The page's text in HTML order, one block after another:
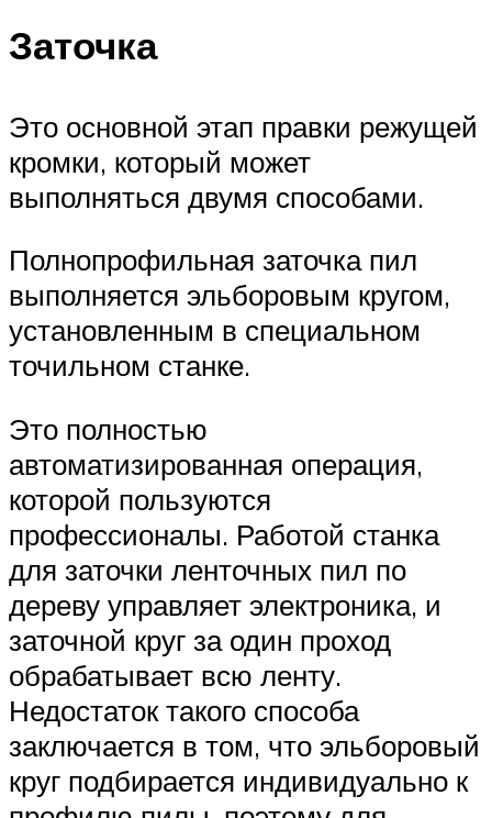
Заточка
Это основной этап правки режущей
кромки, который может
выполняться двумя способами.
Полнопрофильная заточка пил
выполняется эльборовым кругом,
установленным в специальном
точильном станке.
Это полностью
автоматизированная операция,
которой пользуются
профессионалы. Работой станка
для заточки ленточных пил по
дереву управляет электроника, и
заточной круг за один проход
обрабатывает всю ленту.
Недостаток такого способа
заключается в том, что эльборовый
круг подбирается индивидуально к